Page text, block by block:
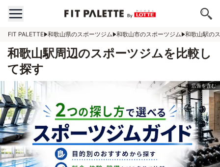
FIT PALETTE 和歌山県のスポーツジム 和歌山市のスポーツジム 和歌山駅の
和歌山駅周辺のスポーツジムを比較し
て探す